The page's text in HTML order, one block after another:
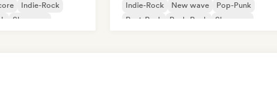
Indie-Rock
Shoegaze
Indie-Rock
New wave
Pop-Punk
Post-Punk
Punk-Rock Shoegaze